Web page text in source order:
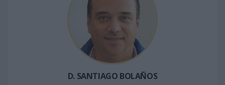
D. SANTIAGO BOLAÑOS